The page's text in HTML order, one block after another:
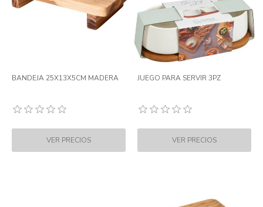
BANDEJA 25X13X5CM MADERA JUEGO PARA SERVIR 3PZ